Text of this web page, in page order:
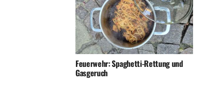
Feuerwehr: Spaghetti-Rettung und
Gasgeruch